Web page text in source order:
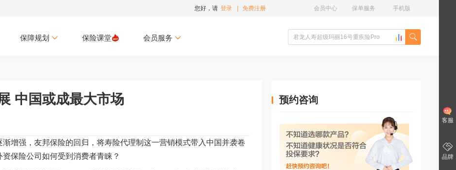
您好，请 登录 免费注册 手机版
保单服务
会员中心
保障规划 保险课堂 会员服务
中国或成最大市场
增强，友邦保险的回归，将寿险代理制这一营销模式带入中国并袭卷
保险公司如何受到消费者青睐？
预约咨询
客服
品牌